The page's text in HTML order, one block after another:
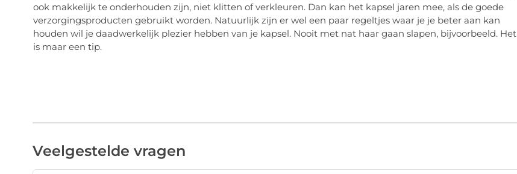
ook makkelijk te onderhouden zijn, niet klitten of verkleuren. Dan kan het kapsel jaren mee, als de goede
verzorgingsproducten gebruikt worden. Natuurlijk zijn er wel een paar regeltjes waar je je beter aan kan
houden wil je daadwerkelijk plezier hebben van je kapsel. Nooit met nat haar gaan slapen, bijvoorbeeld. Het
is maar een tip.
Veelgestelde vragen